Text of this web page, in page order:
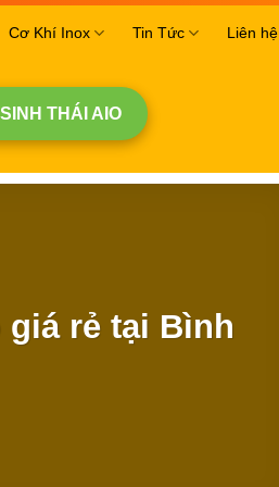
Cơ Khí Inox Tin Tức Liên hệ
THÁI AIO
rẻ tại Bình